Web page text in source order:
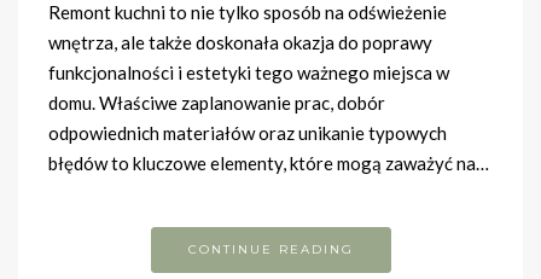
Remont kuchni to nie tylko sposób na odświeżenie
wnętrza, ale także doskonała okazja do poprawy
funkcjonalności i estetyki tego ważnego miejsca w
domu. Właściwe zaplanowanie prac, dobór
odpowiednich materiałów oraz unikanie typowych
błędów to kluczowe elementy, które mogą zaważyć na…
CONTINUE READING